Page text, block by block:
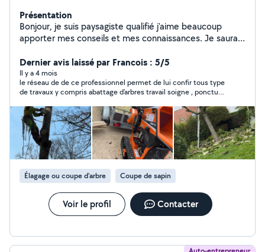
Présentation
Bonjour, je suis paysagiste qualifié j'aime beaucoup
apporter mes conseils et mes connaissances. Je saurai
verts
Dernier avis laissé par Francois : 5/5
Il y a 4 mois
le réseau de de ce professionnel permet de lui confir tous type
de travaux y compris abattage d'arbres travail soigne , ponctuel
Élagage ou coupe d'arbre Coupe de sapin
Voir le profil Contacter